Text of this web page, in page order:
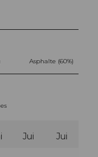
Asphalte (60%)
Jui Jui